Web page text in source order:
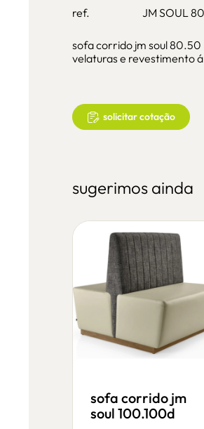
ref. JM SOUL
sofa corrido jm soul
velaturas e revestimento
solicitar cotação
sugerimos ainda
sofa corrido jm
soul 100.100d